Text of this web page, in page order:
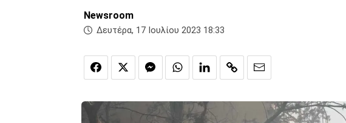
Newsroom
Δευτέρα, 17 Ιουλίου 2023 18:33